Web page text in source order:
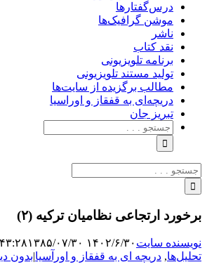
درس‌گفتارها
موشن گرافیک‌ها
ناشر
نقد کتاب
برنامه‌ تلویزیونی
تولید مستند تلویزیونی
مطالب برگزیده از سایت‌ها
دریچه‌ای به قفقاز و اوراسیا
تبریزِ جان
جستجو
برای:
جستجو
برای:
برخورد ارتجاعی نظامیان ترکیه (۲)
نویسنده سایت ۱۴۰۲/۶/۳۰ ۱۳:۴۳:۲۸ ۱۳۸۵/۰۷/۳۰
تحلیل‌ها, دریچه ای به قفقاز و اورآسیا|بدون